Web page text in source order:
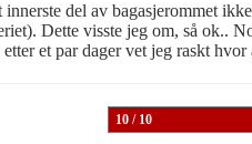
del av bagasjerommet
Dette visste jeg om, så ok..
et par dager vet jeg raskt hvor
10 / 10